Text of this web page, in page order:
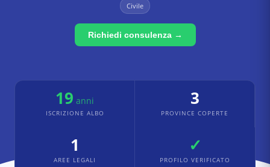
Civile
Richiedi consulenza →
19 anni
ISCRIZIONE ALBO
3
PROVINCE COPERTE
1
AREE LEGALI
✓
PROFILO VERIFICATO